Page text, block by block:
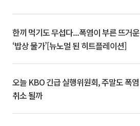
한끼 먹기도 무섭다...폭염이 부른 뜨거운
‘밥상 물가’[뉴노멀 된 히트플레이션]
오늘 KBO 긴급 실행위원회, 주말도 폭염
취소 될까